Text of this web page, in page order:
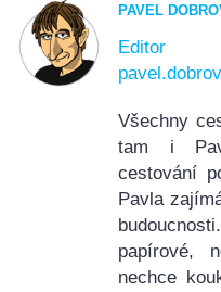
PAVEL
Editor
Všechny
tam i
cestování
Pavla
papírové,
nechce